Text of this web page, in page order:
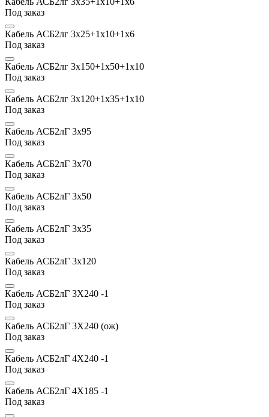
Под заказ
Кабель АСБ2лг 3х25+1х10+1х6
Под заказ
Кабель АСБ2лг 3х150+1х50+1х10
Под заказ
Кабель АСБ2лг 3х120+1х35+1х10
Под заказ
Кабель АСБ2лГ 3х95
Под заказ
Кабель АСБ2лГ 3х70
Под заказ
Кабель АСБ2лГ 3х50
Под заказ
Кабель АСБ2лГ 3х35
Под заказ
Кабель АСБ2лГ 3х120
Под заказ
Кабель АСБ2лГ 3Х240 -1
Под заказ
Кабель АСБ2лГ 3Х240 (ож)
Под заказ
Кабель АСБ2лГ 4Х240 -1
Под заказ
Кабель АСБ2лГ 4Х185 -1
Под заказ